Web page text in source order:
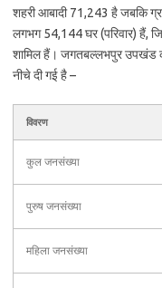
शहरी आबादी 71,243 है जबकि
लगभग 54,144 घर (परिवार) हैं,
शामिल हैं। जगतबल्लभपुर उपखंड
नीचे दी गई है –
विवरण
कुल जनसंख्या
पुरुष जनसंख्या
महिला जनसंख्या